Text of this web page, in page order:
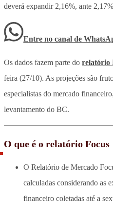
deverá expandir 2,16%, ante
Entre no canal de
Os dados fazem parte do relatório
feira (27/10). As projeções são
especialistas do mercado
levantamento do BC.
O que é o relatório Focus
O Relatório de Mercado
calculadas considerando as
financeiro coletadas até a